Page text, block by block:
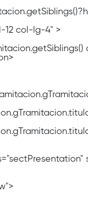
12 col-lg-4" >